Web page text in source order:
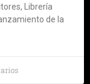
Librería
de la